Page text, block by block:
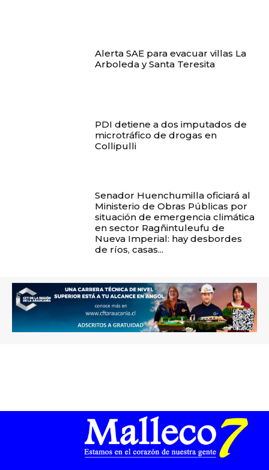
Alerta SAE para evacuar villas La
Arboleda y Santa Teresita
PDI detiene a dos imputados de
microtráfico de drogas en
Collipulli
Senador Huenchumilla oficiará al
Ministerio de Obras Públicas por
situación de emergencia climática
en sector Ragñintuleufu de
Nueva Imperial: hay desbordes
de ríos, casas...